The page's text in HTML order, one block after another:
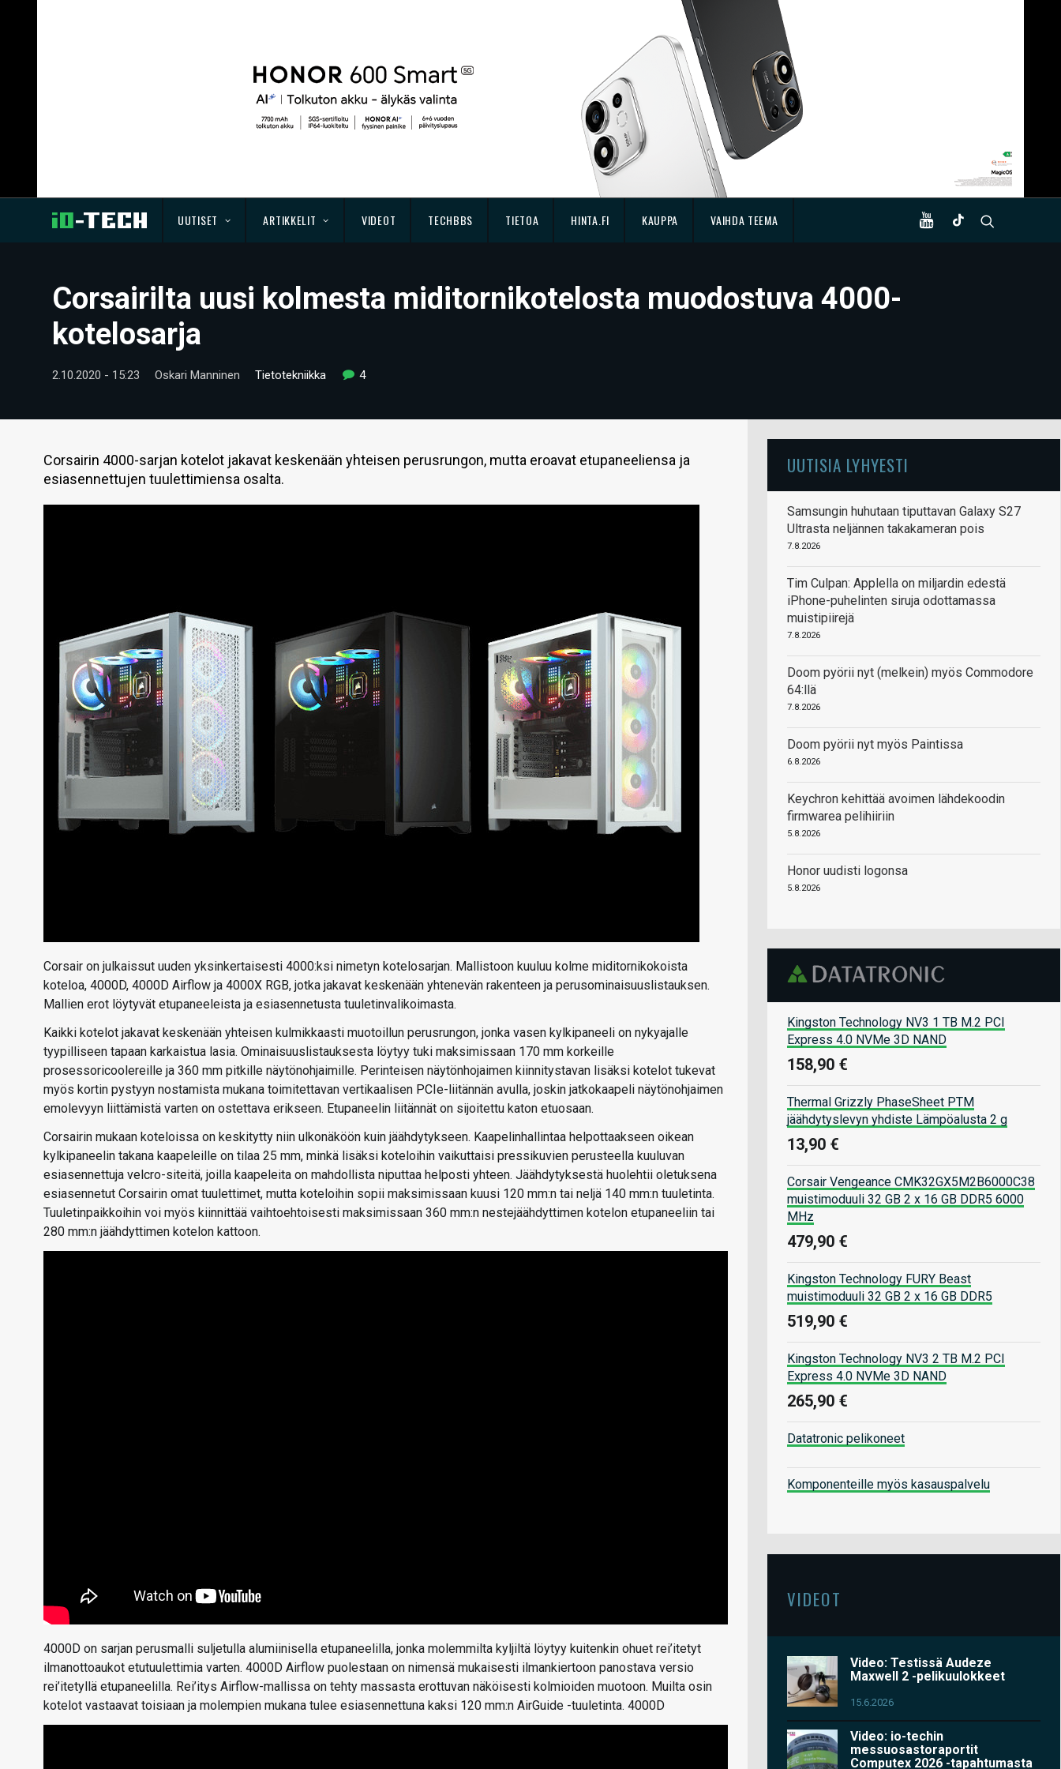
UUTISET ARTIKKELIT VIDEOT TECHBBS TIETOA HINTA.FI KAUPPA VAIHDA TEEMA
Corsairilta uusi kolmesta miditornikotelosta muodostuva 4000-
kotelosarja
2.10.2020 - 15:23 Oskari Manninen Tietotekniikka 4
Corsairin 4000-sarjan kotelot jakavat keskenään yhteisen perusrungon, mutta eroavat etupaneeliensa ja
esiasennettujen tuulettimiensa osalta.
Corsair on julkaissut uuden yksinkertaisesti 4000:ksi nimetyn kotelosarjan. Mallistoon kuuluu kolme miditornikokoista
koteloa, 4000D, 4000D Airflow ja 4000X RGB, jotka jakavat keskenään yhtenevän rakenteen ja perusominaisuuslistauksen.
Mallien erot löytyvät etupaneeleista ja esiasennetusta tuuletinvalikoimasta.
Kaikki kotelot jakavat keskenään yhteisen kulmikkaasti muotoillun perusrungon, jonka vasen kylkipaneeli on nykyajalle
tyypilliseen tapaan karkaistua lasia. Ominaisuuslistauksesta löytyy tuki maksimissaan 170 mm korkeille
prosessoricoolereille ja 360 mm pitkille näytönohjaimille. Perinteisen näytönhojaimen kiinnitystavan lisäksi kotelot tukevat
myös kortin pystyyn nostamista mukana toimitettavan vertikaalisen PCIe-liitännän avulla, joskin jatkokaapeli näytönohjaimen
emolevyyn liittämistä varten on ostettava erikseen. Etupaneelin liitännät on sijoitettu katon etuosaan.
Corsairin mukaan koteloissa on keskitytty niin ulkonäköön kuin jäähdytykseen. Kaapelinhallintaa helpottaakseen oikean
kylkipaneelin takana kaapeleille on tilaa 25 mm, minkä lisäksi koteloihin vaikuttaisi pressikuvien perusteella kuuluvan
esiasennettuja velcro-siteitä, joilla kaapeleita on mahdollista niputtaa helposti yhteen. Jäähdytyksestä huolehtii oletuksena
esiasennetut Corsairin omat tuulettimet, mutta koteloihin sopii maksimissaan kuusi 120 mm:n tai neljä 140 mm:n tuuletinta.
Tuuletinpaikkoihin voi myös kiinnittää vaihtoehtoisesti maksimissaan 360 mm:n nestejäähdyttimen kotelon etupaneeliin tai
280 mm:n jäähdyttimen kotelon kattoon.
4000D on sarjan perusmalli suljetulla alumiinisella etupaneelilla, jonka molemmilta kyljiltä löytyy kuitenkin ohuet rei’itetyt
ilmanottoaukot etutuulettimia varten. 4000D Airflow puolestaan on nimensä mukaisesti ilmankiertoon panostava versio
rei’itetyllä etupaneelilla. Rei’itys Airflow-mallissa on tehty massasta erottuvan näköisesti kolmioiden muotoon. Muilta osin
kotelot vastaavat toisiaan ja molempien mukana tulee esiasennettuna kaksi 120 mm:n AirGuide -tuuletinta. 4000D
UUTISIA LYHYESTI
Samsungin huhutaan tiputtavan Galaxy S27
Ultrasta neljännen takakameran pois
7.8.2026
Tim Culpan: Applella on miljardin edestä
iPhone-puhelinten siruja odottamassa
muistipiirejä
7.8.2026
Doom pyörii nyt (melkein) myös Commodore
64:llä
7.8.2026
Doom pyörii nyt myös Paintissa
6.8.2026
Keychron kehittää avoimen lähdekoodin
firmwarea pelihiiriin
5.8.2026
Honor uudisti logonsa
5.8.2026
Kingston Technology NV3 1 TB M.2 PCI
Express 4.0 NVMe 3D NAND
158,90 €
Thermal Grizzly PhaseSheet PTM
jäähdytyslevyn yhdiste Lämpöalusta 2 g
13,90 €
Corsair Vengeance CMK32GX5M2B6000C38
muistimoduuli 32 GB 2 x 16 GB DDR5 6000
MHz
479,90 €
Kingston Technology FURY Beast
muistimoduuli 32 GB 2 x 16 GB DDR5
519,90 €
Kingston Technology NV3 2 TB M.2 PCI
Express 4.0 NVMe 3D NAND
265,90 €
Datatronic pelikoneet
Komponenteille myös kasauspalvelu
VIDEOT
Video: Testissä Audeze
Maxwell 2 -pelikuulokkeet
15.6.2026
Video: io-techin
messuosastoraportit
Computex 2026 -tapahtumasta